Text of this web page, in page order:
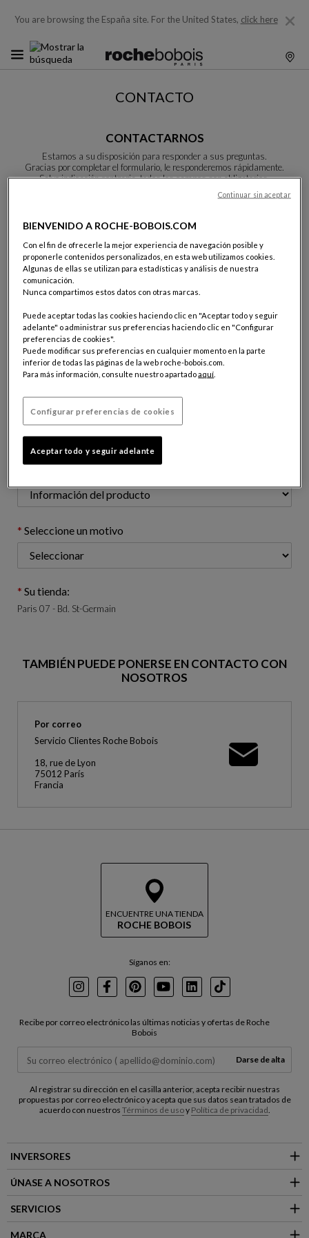
You are browsing the España site. For the United States, click here
CONTACTO
CONTACTARNOS
Estamos a su disposición para responder a sus preguntas.
Gracias por completar el formulario, le responderemos rápidamente.
Salvo indicación contraria, todos los campos son obligatorios.
Apellidos:
Nombre:
Dirección email (apellido@dominio.com)
Número de teléfono: (opcional)
Asunto de su solicitud:
Seleccione un motivo
Su tienda:
Paris 07 - Bd. St-Germain
TAMBIÉN PUEDE PONERSE EN CONTACTO CON
NOSOTROS
Por correo
Servicio Clientes Roche Bobois
18, rue de Lyon
75012 París
Francia
ENCUENTRE UNA TIENDA
ROCHE BOBOIS
Síganos en:
InstagramFacebookPinterest
YoutubeLinkedInTikTok
Recibe por correo electrónico las últimas noticias y ofertas de Roche
Bobois
Darse de alta
Al registrar su dirección en el casilla anterior, acepta recibir nuestras
propuestas por correo electrónico y acepta que sus datos sean tratados de
acuerdo con nuestros Términos de usoy Política de privacidad
INVERSORES
ÚNASE A NOSOTROS
SERVICIOS
MARCA
BIENVENIDO A ROCHE-BOBOIS.COM
Con el fin de ofrecerle la mejor experiencia de navegación posible y
proponerle contenidos personalizados, en esta web utilizamos cookies.
Algunas de ellas se utilizan para estadísticas y análisis de nuestra
comunicación.
Nunca compartimos estos datos con otras marcas.
Puede aceptar todas las cookies haciendo clic en "Aceptar todo y seguir
adelante" o administrar sus preferencias haciendo clic en "Configurar
preferencias de cookies".
Puede modificar sus preferencias en cualquier momento en la parte
inferior de todas las páginas de la web roche-bobois.com.
Para más información, consulte nuestro apartadoaquí
Configurar preferencias de cookies
Aceptar todo y seguir adelante
Continuar sin aceptar